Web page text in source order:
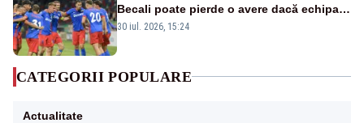
Becali poate pierde o avere dacă echipa
este eliminată de FK Auda
30 iul. 2026, 15:24
CATEGORII POPULARE
Actualitate